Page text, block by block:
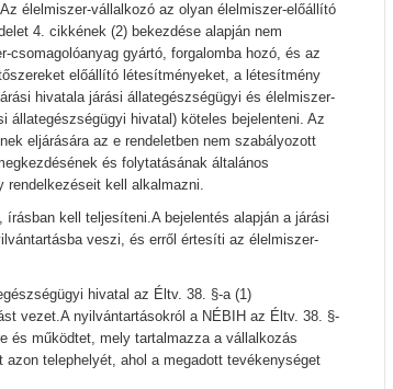
élelmiszer-vállalkozó az olyan élelmiszer-előállító
4. cikkének (2) bekezdése alapján nem
csomagolóanyag gyártó, forgalomba hozó, és az
előállító létesítményeket, a létesítmény
hivatala járási állategészségügyi és élelmiszer-
állategészségügyi hivatal) köteles bejelenteni. Az
eljárására az e rendeletben nem szabályozott
és folytatásának általános
rendelkezéseit kell alkalmazni.
kell teljesíteni.A bejelentés alapján a járási
veszi, és erről értesíti az élelmiszer-
hivatal az Éltv. 38. §-a (1)
vezet.A nyilvántartásokról a NÉBIH az Éltv. 38. §-
és működtet, mely tartalmazza a vállalkozás
telephelyét, ahol a megadott tevékenységet